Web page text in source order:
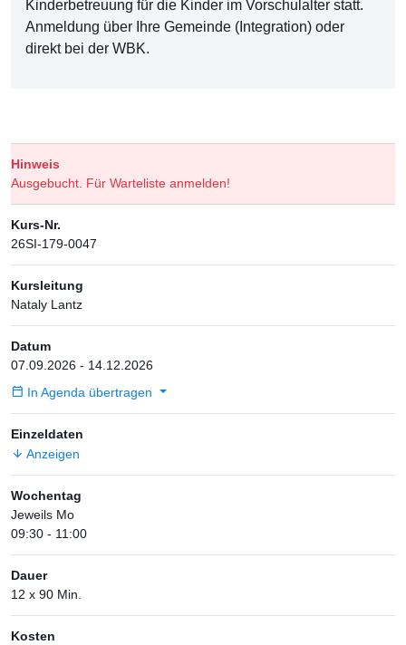
Kinderbetreuung für die Kinder im Vorschulalter statt.
Anmeldung über Ihre Gemeinde (Integration) oder
direkt bei der WBK.
Hinweis
Ausgebucht. Für Warteliste anmelden!
Kurs-Nr.
26SI-179-0047
Kursleitung
Nataly Lantz
Datum
07.09.2026 - 14.12.2026
In Agenda übertragen
Einzeldaten
Anzeigen
Wochentag
Jeweils Mo
09:30 - 11:00
Dauer
12 x 90 Min.
Kosten